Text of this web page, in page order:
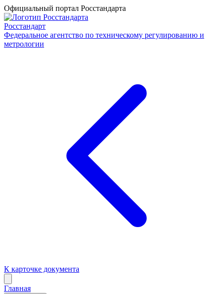
Официальный портал Росстандарта
Росстандарт
Федеральное агентство по техническому регулированию и
метрологии
К карточке документа
Главная